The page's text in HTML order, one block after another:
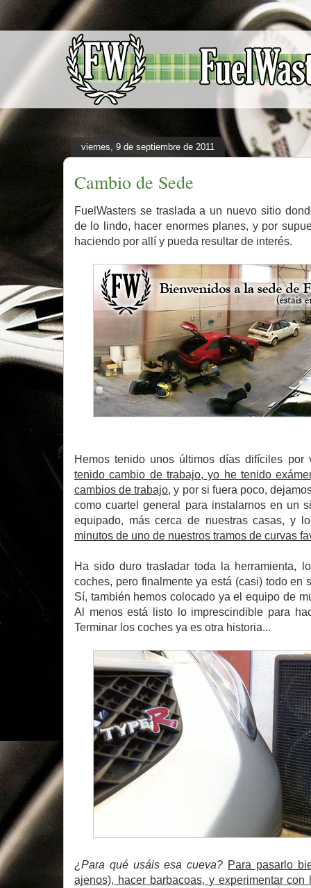
viernes, 9 de septiembre de 2011
Cambio de Sede
FuelWasters se traslada a un nuevo sitio
de lo lindo, hacer enormes planes, y por
haciendo por allí y pueda resultar de interés.
Hemos tenido unos últimos días difíciles por
tenido cambio de trabajo, yo he tenido
cambios de trabajo, y por si fuera poco,
como cuartel general para instalarnos en un
equipado, más cerca de nuestras casas, y
minutos de uno de nuestros tramos de curvas
Ha sido duro trasladar toda la herramienta,
coches, pero finalmente ya está (casi) todo en
Sí, también hemos colocado ya el equipo de
Al menos está listo lo imprescindible para
Terminar los coches ya es otra historia...
¿Para qué usáis esa cueva? Para pasarlo
ajenos), hacer barbacoas, y experimentar